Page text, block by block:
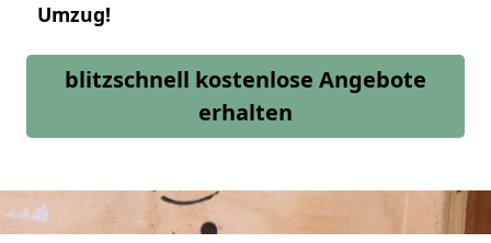
Umzug!
blitzschnell kostenlose Angebote
erhalten